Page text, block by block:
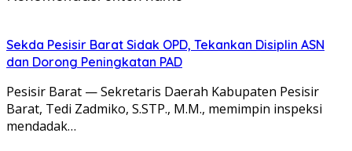
Sekda Pesisir Barat Sidak OPD, Tekankan Disiplin ASN
dan Dorong Peningkatan PAD
Pesisir Barat — Sekretaris Daerah Kabupaten Pesisir
Barat, Tedi Zadmiko, S.STP., M.M., memimpin inspeksi
mendadak…